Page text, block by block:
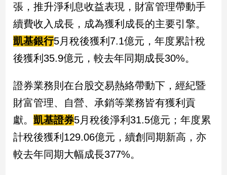
南
台
灣
點
南
台
灣
觀
點
張，推升淨利息收益表現，財富管理帶動手
續費收入成長，成為獲利成長的主要引擎。
凱基銀行5月稅後獲利7.1億元，年度累計稅
後獲利35.9億元，較去年同期成長30%。
證券業務則在台股交易熱絡帶動下，經紀暨
財富管理、自營、承銷等業務皆有獲利貢
獻。凱基證券5月稅後淨利31.5億元；年度累
計稅後獲利129.06億元，續創同期新高，亦
較去年同期大幅成長377%。